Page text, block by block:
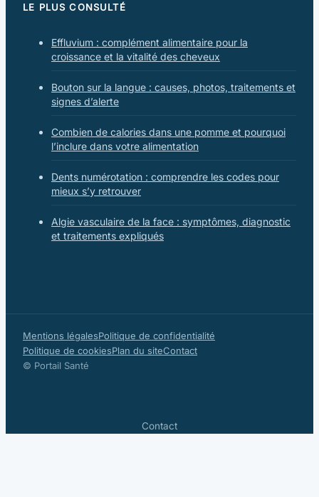
LE PLUS CONSULTÉ
Effluvium : complément alimentaire pour la
croissance et la vitalité des cheveux
Bouton sur la langue : causes, photos, traitements et
signes d’alerte
Combien de calories dans une pomme et pourquoi
l’inclure dans votre alimentation
Dents numérotation : comprendre les codes pour
mieux s’y retrouver
Algie vasculaire de la face : symptômes, diagnostic
et traitements expliqués
Mentions légalesPolitique de confidentialité
Politique de cookiesPlan du siteContact
© Portail Santé
Contact